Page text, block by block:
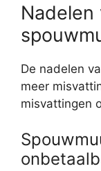
Nadelen
De nadelen
meer
misvattingen